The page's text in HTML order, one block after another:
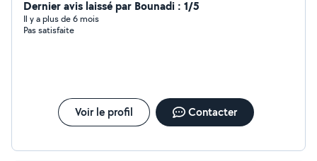
Dernier avis laissé par Bounadi : 1/5
Il y a plus de 6 mois
Pas satisfaite
Voir le profil Contacter